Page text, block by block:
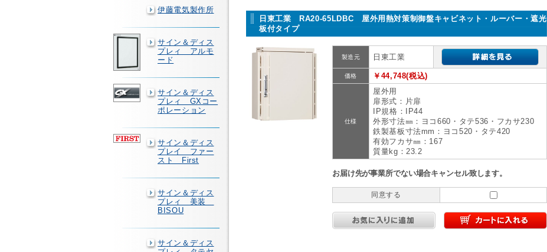
伊藤電気製作所
サイン＆ディス
プレィ アルモ
ード
サイン＆ディス
プレィ GXコー
ポレーション
サイン＆ディス
プレイ ファー
スト First
サイン＆ディス
プレィ 美装
BISOU
サイン＆ディス
日東工業 RA20-65LDBC 屋外用熱対策制御盤キャビネット・ルーバー・遮光
板付タイプ
製造元 日東工業
価格 ￥44,748(税込)
仕様
屋外用
扉形式：片扉
IP規格：IP44
外形寸法㎜：ヨコ660・タテ536・フカサ230
鉄製基板寸法mm：ヨコ520・タテ420
有効フカサ㎜：167
質量kg：23.2
お届け先が事業所でない場合キャンセル致します。
同意する